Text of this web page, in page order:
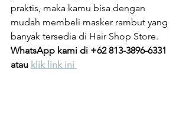
praktis, maka kamu bisa dengan
mudah membeli masker rambut yang
banyak tersedia di Hair Shop Store.
WhatsApp kami di +62 813-3896-6331
atau klik link ini